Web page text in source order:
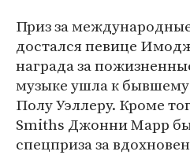
Приз за
достался певице
награда за
музыке ушла к
Полу Уэллеру. Кроме
Smiths Джонни Марр
спецприза за